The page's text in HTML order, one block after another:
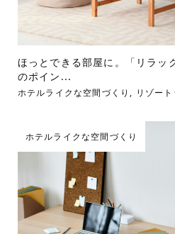
ほっとできる部屋に。「リラッ
のポイン...
ホテルライクな空間づくり , リゾー
ホテルライクな空間づくり